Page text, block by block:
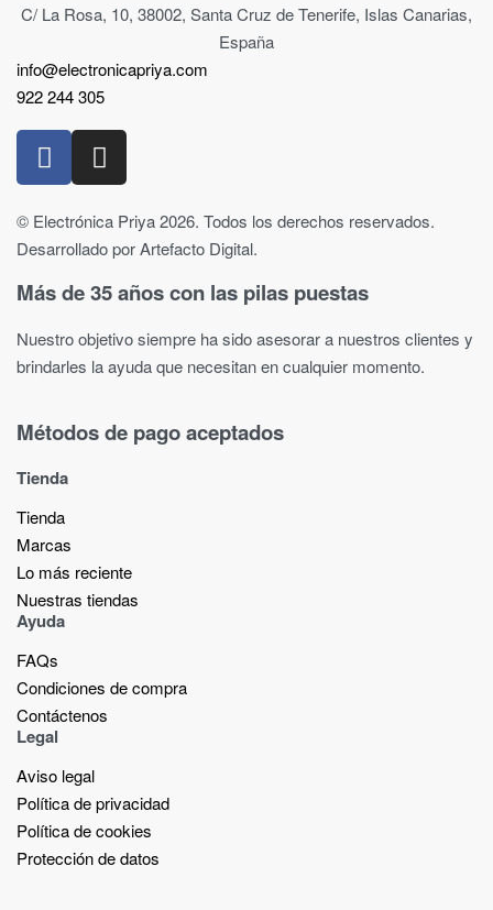
C/ La Rosa, 10, 38002, Santa Cruz de Tenerife, Islas Canarias,
España
info@electronicapriya.com
922 244 305
© Electrónica Priya 2026. Todos los derechos reservados.
Desarrollado por Artefacto Digital.
Más de 35 años con las pilas puestas
Nuestro objetivo siempre ha sido asesorar a nuestros clientes y
brindarles la ayuda que necesitan en cualquier momento.
Métodos de pago aceptados
Tienda
Tienda
Marcas
Lo más reciente​
Nuestras tiendas​
Ayuda
FAQs
Condiciones de compra
Contáctenos
Legal
Aviso legal
Política de privacidad
Política de cookies
Protección de datos